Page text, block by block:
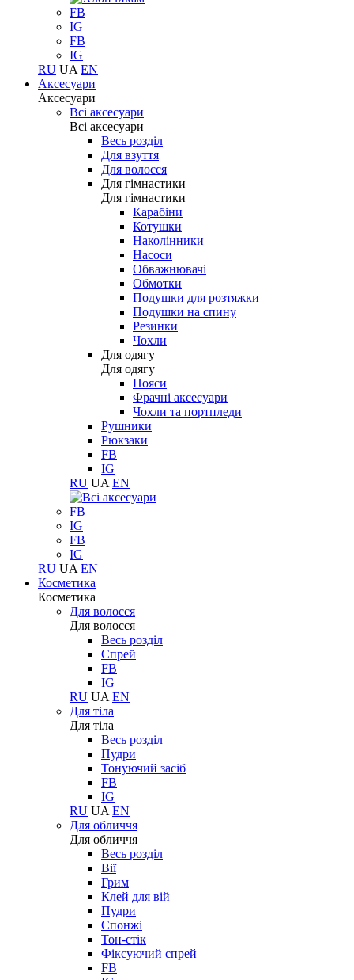
FB
IG
FB
IG
RU UA EN
Аксесуари
Аксесуари
Всі аксесуари
Всі аксесуари
Весь розділ
Для взуття
Для волосся
Для гімнастики
Для гімнастики
Карабіни
Котушки
Наколінники
Насоси
Обважнювачі
Обмотки
Подушки для розтяжки
Подушки на спину
Резинки
Чохли
Для одягу
Для одягу
Пояси
Фрачні аксесуари
Чохли та портпледи
Рушники
Рюкзаки
FB
IG
RU UA EN
FB
IG
FB
IG
RU UA EN
Косметика
Косметика
Для волосся
Для волосся
Весь розділ
Спрей
FB
IG
RU UA EN
Для тіла
Для тіла
Весь розділ
Пудри
Тонуючий засіб
FB
IG
RU UA EN
Для обличчя
Для обличчя
Весь розділ
Вії
Грим
Клей для вій
Пудри
Спонжі
Тон-стік
Фіксуючий спрей
FB